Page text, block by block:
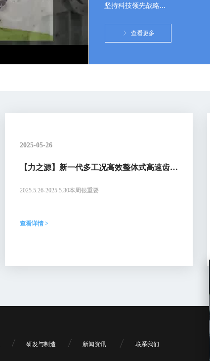
2025-05-26
【力之源】新一代多工况高效整体式高速齿轮
2025.5.26-2025.5.30本周很重要
查看详情 >
坚持科技领先战略...
ꁕ 查看更多
研发与制造 新闻资讯 联系我们